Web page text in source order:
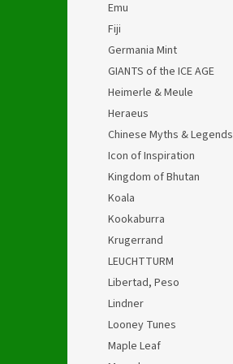
Emu
Fiji
Germania Mint
GIANTS of the ICE AGE
Heimerle & Meule
Heraeus
Chinese Myths & Legends
Icon of Inspiration
Kingdom of Bhutan
Koala
Kookaburra
Krugerrand
LEUCHTTURM
Libertad, Peso
Lindner
Looney Tunes
Maple Leaf